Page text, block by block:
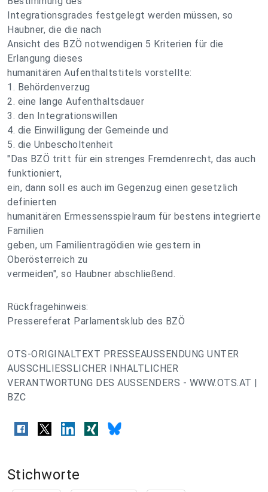
Integrationsgrades festgelegt werden müssen, so
Haubner, die die nach
Ansicht des BZÖ notwendigen 5 Kriterien für die
Erlangung dieses
humanitären Aufenthaltstitels vorstellte:
1. Behördenverzug
2. eine lange Aufenthaltsdauer
3. den Integrationswillen
4. die Einwilligung der Gemeinde und
5. die Unbescholtenheit
"Das BZÖ tritt für ein strenges Fremdenrecht, das auch
funktioniert,
ein, dann soll es auch im Gegenzug einen gesetzlich
definierten
humanitären Ermessensspielraum für bestens integrierte
Familien
geben, um Familientragödien wie gestern in
Oberösterreich zu
vermeiden", so Haubner abschließend.
Rückfragehinweis:
Pressereferat Parlamentsklub des BZÖ
OTS-ORIGINALTEXT PRESSEAUSSENDUNG UNTER
AUSSCHLIESSLICHER INHALTLICHER
VERANTWORTUNG DES AUSSENDERS - WWW.OTS.AT |
BZC
Stichworte